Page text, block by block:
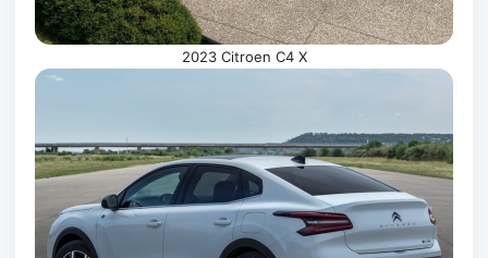
2023 Citroen C4 X